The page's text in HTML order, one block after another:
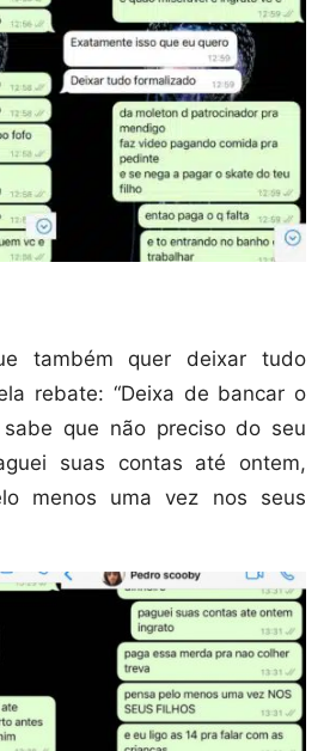
também quer deixar tudo
rebate: “Deixa de bancar o
que não preciso do seu
suas contas até ontem,
menos uma vez nos seus